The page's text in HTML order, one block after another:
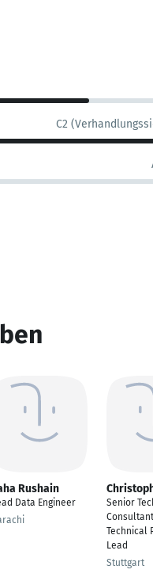
C2
Rushain
Data Engineer
Senior
Technical
Lead
Stuttgart